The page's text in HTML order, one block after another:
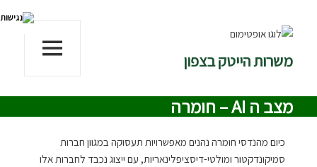
משרות הייטק בצפון
מצב ה AI – חומרה
כיום מהנדסי חומרה נהנים מאפשרויות תעסוקה במגוון חברות
סמיקונדקטור ומולטי-דיסציפלינאריות, עם ייצוג נכבד לחברות אלו